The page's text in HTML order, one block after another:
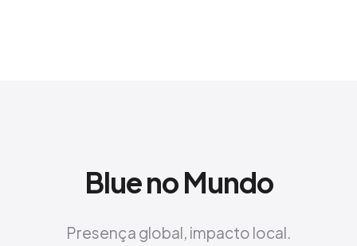
Blue no Mundo
Presença global, impacto local.